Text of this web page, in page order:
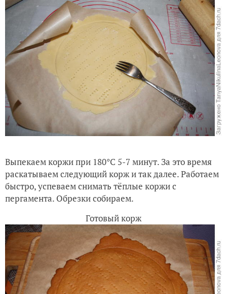
Выпекаем коржи при 180°C 5-7 минут. За это время
раскатываем следующий корж и так далее. Работаем
быстро, успеваем снимать тёплые коржи с
пергамента. Обрезки собираем.
Готовый корж